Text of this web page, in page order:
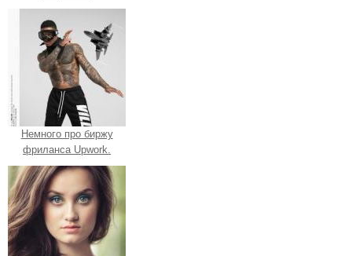
Немного про биржу
фриланса Upwork.